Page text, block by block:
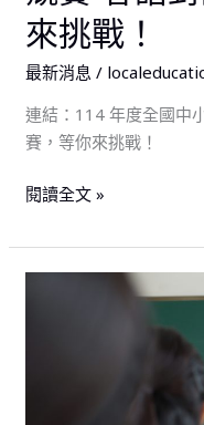
來挑戰！
最新消息 /
連結：114 年度全國中
賽，等你來挑戰！
語
話
能
力
賽，
你
來
閱讀全文 »